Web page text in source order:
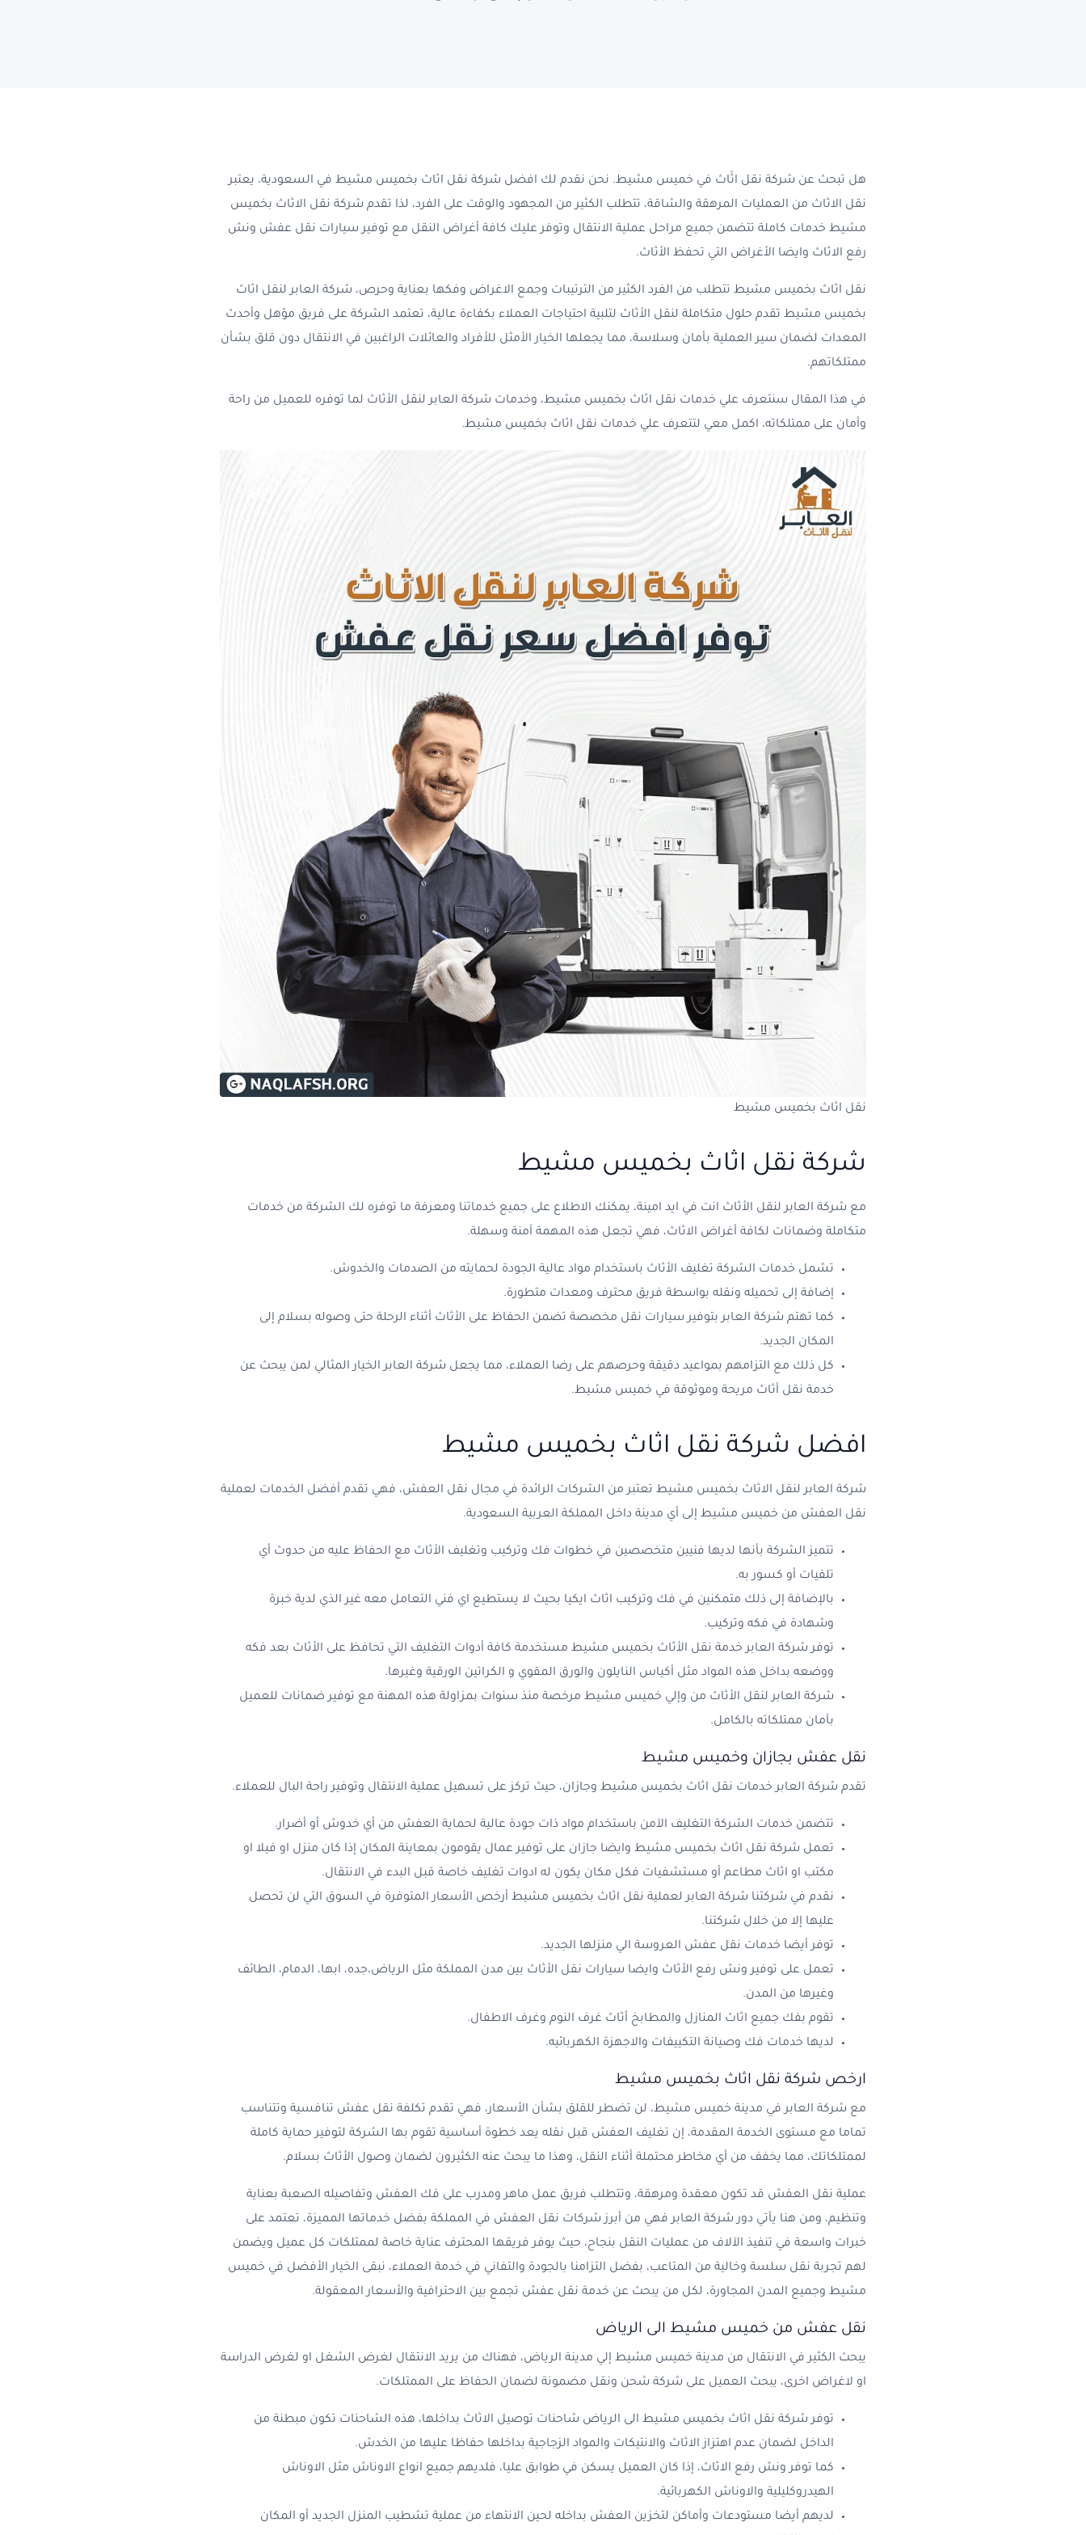
نقل عفش من الدمام الى أبها
هل تبحث عن شركة نقل اثَاث في خميس مشيط. نحن نقدم لك افضل شركة نقل اثاث بخميس مشيط في السعودية، يعتبر
نقل الاثاث من العمليات المرهقة والشاقة، تتطلب الكثير من المجهود والوقت على الفرد، لذا تقدم شركة نقل الاثاث بخميس
مشيط خدمات كاملة تتضمن جميع مراحل عملية الانتقال وتوفر عليك كافة أغراض النقل مع توفير سيارات نقل عفش ونش
رفع الاثاث وايضا الأغراض التي تحفظ الأثاث.
نقل اثاث بخميس مشيط تتطلب من الفرد الكثير من الترتيبات وجمع الاغراض وفكها بعناية وحرص، شركة العابر لنقل اثاث
بخميس مشيط تقدم حلول متكاملة لنقل الأثاث لتلبية احتياجات العملاء بكفاءة عالية، تعتمد الشركة على فريق مؤهل وأحدث
المعدات لضمان سير العملية بأمان وسلاسة، مما يجعلها الخيار الأمثل للأفراد والعائلات الراغبين في الانتقال دون قلق بشأن
ممتلكاتهم.
في هذا المقال سنتعرف علي خدمات نقل اثاث بخميس مشيط، وخدمات شركة العابر لنقل الأثاث لما توفره للعميل من راحة
وأمان على ممتلكاته، اكمل معي لتتعرف علي خدمات نقل اثاث بخميس مشيط.
نقل اثاث بخميس مشيط
شركة نقل اثاث بخميس مشيط
مع شركة العابر لنقل الأثاث انت في ايد امينة، يمكنك الاطلاع على جميع خدماتنا ومعرفة ما توفره لك الشركة من خدمات
متكاملة وضمانات لكافة أغراض الاثاث، فهي تجعل هذه المهمة آمنة وسهلة.
تشمل خدمات الشركة تغليف الأثاث باستخدام مواد عالية الجودة لحمايته من الصدمات والخدوش.
إضافة إلى تحميله ونقله بواسطة فريق محترف ومعدات متطورة.
كما تهتم شركة العابر بتوفير سيارات نقل مخصصة تضمن الحفاظ على الأثاث أثناء الرحلة حتى وصوله بسلام إلى
المكان الجديد.
كل ذلك مع التزامهم بمواعيد دقيقة وحرصهم على رضا العملاء، مما يجعل شركة العابر الخيار المثالي لمن يبحث عن
خدمة نقل أثاث مريحة وموثوقة في خميس مشيط.
افضل شركة نقل اثاث بخميس مشيط
شركة العابر لنقل الاثاث بخميس مشيط تعتبر من الشركات الرائدة في مجال نقل العفش، فهي تقدم أفضل الخدمات لعملية
نقل العفش من خميس مشيط إلى أي مدينة داخل المملكة العربية السعودية.
تتميز الشركة بأنها لديها فنيين متخصصين في خطوات فك وتركيب وتغليف الأثاث مع الحفاظ عليه من حدوث أي
تلفيات أو كسور به.
بالإضافة إلى ذلك متمكنين في فك وتركيب اثاث ايكيا بحيث لا يستطيع اي فني التعامل معه غير الذي لدية خبرة
وشهادة في فكه وتركيب.
توفر شركة العابر خدمة نقل الأثاث بخميس مشيط مستخدمة كافة أدوات التغليف التي تحافظ على الأثاث بعد فكه
ووضعه بداخل هذه المواد مثل أكياس النايلون والورق المقوي و الكراتين الورقية وغيرها.
شركة العابر لنقل الأثاث من وإلي خميس مشيط مرخصة منذ سنوات بمزاولة هذه المهنة مع توفير ضمانات للعميل
بآمان ممتلكاته بالكامل.
نقل عفش بجازان وخميس مشيط
تقدم شركة العابر خدمات نقل اثاث بخميس مشيط وجازان، حيث تركز على تسهيل عملية الانتقال وتوفير راحة البال للعملاء.
تتضمن خدمات الشركة التغليف الآمن باستخدام مواد ذات جودة عالية لحماية العفش من أي خدوش أو أضرار.
تعمل شركة نقل اثاث بخميس مشيط وايضا جازان على توفير عمال يقومون بمعاينة المكان إذا كان منزل او فيلا او
مكتب او اثاث مطاعم أو مستشفيات فكل مكان يكون له ادوات تغليف خاصة قبل البدء في الانتقال.
نقدم في شركتنا شركة العابر لعملية نقل اثاث بخميس مشيط أرخص الأسعار المتوفرة في السوق التي لن تحصل
عليها إلا من خلال شركتنا.
توفر أيضا خدمات نقل عفش العروسة الي منزلها الجديد.
تعمل على توفير ونش رفع الأثاث وايضا سيارات نقل الأثاث بين مدن المملكة مثل الرياض،جده، ابها، الدمام، الطائف
وغيرها من المدن.
تقوم بفك جميع اثاث المنازل والمطابخ أثاث غرف النوم وغرف الاطفال.
لديها خدمات فك وصيانة التكييفات والاجهزة الكهربائيه.
ارخص شركة نقل اثاث بخميس مشيط
مع شركة العابر في مدينة خميس مشيط، لن تضطر للقلق بشأن الأسعار، فهي تقدم تكلفة نقل عفش تنافسية وتتناسب
تماما مع مستوى الخدمة المقدمة، إن تغليف العفش قبل نقله يعد خطوة أساسية تقوم بها الشركة لتوفير حماية كاملة
لممتلكاتك، مما يخفف من أي مخاطر محتملة أثناء النقل، وهذا ما يبحث عنه الكثيرون لضمان وصول الأثاث بسلام.
عملية نقل العفش قد تكون معقدة ومرهقة، وتتطلب فريق عمل ماهر ومدرب على فك العفش وتفاصيله الصعبة بعناية
وتنظيم، ومن هنا يأتي دور شركة العابر فهي من أبرز شركات نقل العفش في المملكة بفضل خدماتها المميزة، تعتمد على
خبرات واسعة في تنفيذ الآلاف من عمليات النقل بنجاح، حيث يوفر فريقها المحترف عناية خاصة لممتلكات كل عميل ويضمن
لهم تجربة نقل سلسة وخالية من المتاعب، بفضل التزامنا بالجودة والتفاني في خدمة العملاء، نبقى الخيار الأفضل في خميس
مشيط وجميع المدن المجاورة، لكل من يبحث عن خدمة نقل عفش تجمع بين الاحترافية والأسعار المعقولة.
نقل عفش من خميس مشيط الى الرياض
يبحث الكثير في الانتقال من مدينة خميس مشيط إلي مدينة الرياض، فهناك من يريد الانتقال لغرض الشغل او لغرض الدراسة
او لاغراض اخرى، يبحث العميل على شركة شحن ونقل مضمونة لضمان الحفاظ على الممتلكات.
توفر شركة نقل اثاث بخميس مشيط الى الرياض شاحنات توصيل الاثاث بداخلها، هذه الشاحنات تكون مبطنة من
الداخل لضمان عدم اهتزاز الاثاث والانتيكات والمواد الزجاجية بداخلها حفاظا عليها من الخدش.
كما توفر ونش رفع الاثاث، إذا كان العميل يسكن في طوابق عليا، فلديهم جميع انواع الاوناش مثل الاوناش
الهيدروكليلية والاوناش الكهربائية.
لديهم أيضا مستودعات وأماكن لتخزين العفش بداخله لحين الانتهاء من عملية تشطيب المنزل الجديد أو المكان